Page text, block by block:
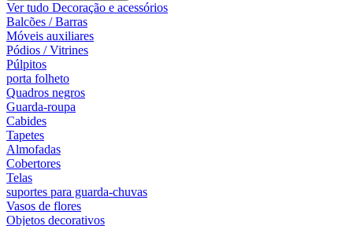
Ver tudo Decoração e acessórios
Balcões / Barras
Móveis auxiliares
Pódios / Vitrines
Púlpitos
porta folheto
Quadros negros
Guarda-roupa
Cabides
Tapetes
Almofadas
Cobertores
Telas
suportes para guarda-chuvas
Vasos de flores
Objetos decorativos